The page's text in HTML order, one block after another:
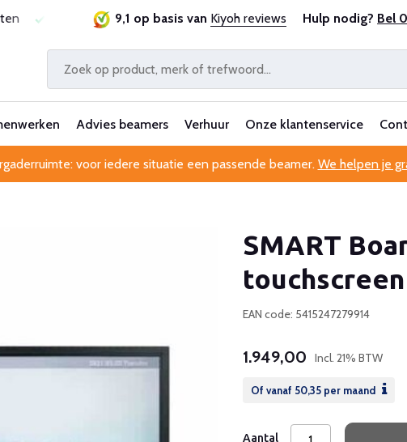
Al 25 jaar betrouwbaar en ervaren Professionele klantenservice
9,1 op basis van Kiyoh reviews Hulp nodig? Bel
Advies beamers Verhuur Onze klantenservice
voor iedere situatie een passende beamer. We helpen je
SMART
touchscreen
EAN code: 5415247279914
1.949,00 Incl. 21% BTW
Of vanaf 50,35per maand
Aantal